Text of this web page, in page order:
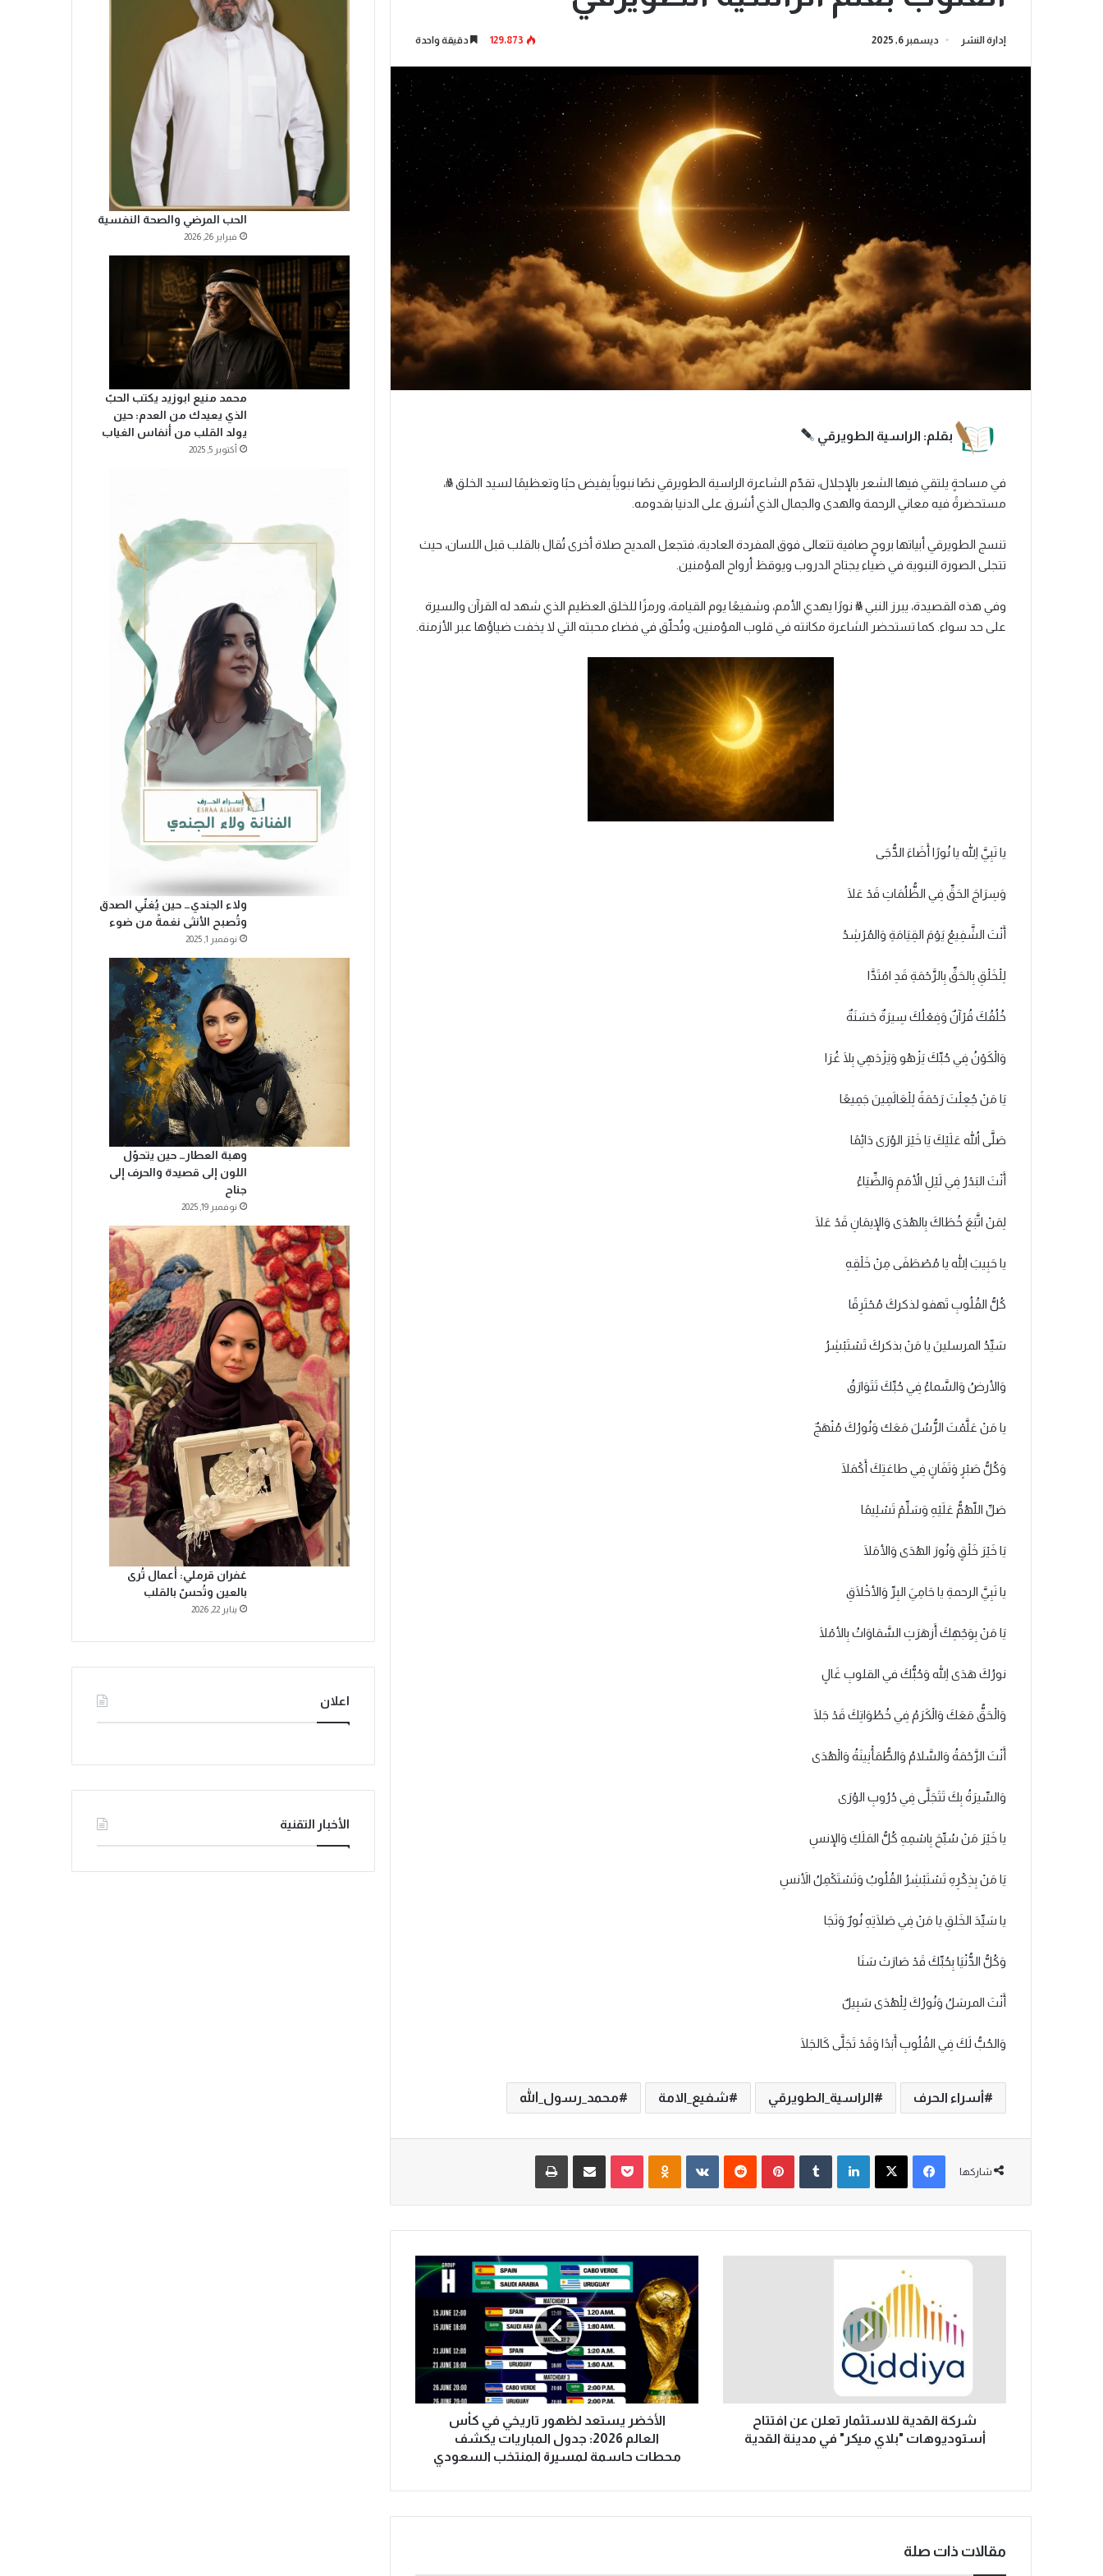
إدارة النشر ديسمبر 6, 2025 129٬873 دقيقة واحدة
بقلم: الراسية الطويرقي
في مساحةٍ يلتقي فيها الشعر بالإجلال، تقدّم الشاعرة الراسية الطويرقي نصًا نبوياً يفيض حبًا وتعظيمًا لسيد الخلق ﷺ،
مستحضرةً فيه معاني الرحمة والهدى والجمال الذي أشرق على الدنيا بقدومه.
تنسج الطويرقي أبياتها بروحٍ صافية تتعالى فوق المفردة العادية، فتجعل المديح صلاة أخرى تُقال بالقلب قبل اللسان، حيث
تتجلى الصورة النبوية في ضياء يجتاح الدروب ويوقظ أرواح المؤمنين.
وفي هذه القصيدة، يبرز النبي ﷺ نورًا يهدي الأمم، وشفيعًا يوم القيامة، ورمزًا للخلق العظيم الذي شهد له القرآن والسيرة
على حد سواء. كما تستحضر الشاعرة مكانته في قلوب المؤمنين، وتُحلّق في فضاء محبته التي لا يخفت ضياؤها عبر الأزمنة.
يا نَبِيَّ اللهِ يا نُورًا أَضَاءَ الدُّجَى
وَسِرَاجَ الحَقِّ فِي الظُّلُمَاتِ قَدْ عَلَا
أَنْتَ الشَّفِيعُ يَوْمَ القِيَامَةِ وَالمُرْشِدُ
لِلْخَلْقِ بِالحَقِّ بِالرَّحْمَةِ قَدِ امْتَدَّا
خُلُقُكَ قُرْآنٌ وَفِعْلُكَ سِيرَةٌ حَسَنَةٌ
وَالْكَوْنُ فِي حُبِّكَ يَزْهُو وَيَزْدَهِي بِلَا غُرَا
يَا مَنْ جُعِلْتَ رَحْمَةً لِلْعَالَمِينَ جَمِيعًا
صَلَّى اللهُ عَلَيْكَ يَا خَيْرَ الوُرَى دَائِمًا
أَنْتَ البَدْرُ فِي لَيْلِ الأُمَمِ وَالضِّيَاءُ
لِمَنْ اتَّبَعَ خُطَاكَ بِالهُدَى وَالإيمَانِ قَدْ عَلَا
يا حَبِيبَ اللهِ يا مُصْطَفَى مِنْ خَلْقِهِ
كُلُّ القُلُوبِ تَهفو لذكركَ مُحْتَرِقًا
سَيِّدُ المرسلينَ يا مَنْ بذكركَ تَسْتَبْشِرُ
وَالأرضُ وَالسَّماءُ فِي حُبِّكَ تَتَوَارَقُ
يا مَنْ عَلَّمْتَ الرُّسُلَ مَعَك وَنُورُكَ مُنْهَجٌ
وَكُلُّ صَبْرٍ وَتَفَانٍ فِي طاعَتِكَ أَكْمَلَا
صَلِّ اللّهُمُّ عَلَيْهِ وَسَلِّمْ تَسْلِيمًا
يَا خَيْرَ خَلْقٍ وَنُورَ الهُدَى وَالأمَلَا
يا نَبِيَّ الرحمةِ يا حَامِيَ البِرِّ وَالأخْلَاقِ
يَا مَنْ بِوَجْهِكَ أَزهَرَتِ السَّمَاوَاتُ بِالأمْلَا
نورُكَ هَدَى اللّهِ وَحُبُّكَ في القلوبِ غَالٍ
وَالْحَقُّ مَعَكَ وَالْكَرَمُ فِي خُطُوَاتِكَ قَدْ جَلَا
أَنْتَ الرَّحْمَةُ وَالسَّلامُ وَالطُّمَأْنِينَةُ وَالْهُدَى
وَالسِّيرَةُ بِكَ تَتَجَلَّى فِي دُرُوبِ الوُرَى
يا خَيْرَ مَنْ سُبِّحَ بِاسْمِهِ كُلُّ المَلَكِ وَالإنسِ
يَا مَنْ بِذِكْرِهِ تَسْتَبْشِرُ القُلُوبُ وَتَسْتَكْمِلُ الأَنسِ
يا سَيِّدَ الخَلقِ يا مَنْ فِي صَلَاتِهِ نُورٌ وَنَجَا
وَكُلُّ الدُّنْيَا بِحُبِّكَ قَدْ صَارَتْ سَنَا
أَنْتَ المرسَلُ وَنُورُكَ لِلْهُدَى سَبِيلٌ
وَالحُبُّ لَكَ فِي القُلُوبِ أَبَدًا وَقَدْ تَجَلَّى كَالجَلَا
أسراء الحرف الراسية_الطويرقي شفيع_الامة محمد_رسول_الله
شاركها
فيسبوك ‫X لينكدإن بينتيريست ‏VKontakte
ي
س
ا
شركة القدية للاستثمار تعلن عن افتتاح
أستوديوهات "بلاي ميكر" في مدينة القدية
ل
أ
ت
ه
الأخضر يستعد لظهور تاريخي في كأس
العالم 2026: جدول المباريات يكشف
محطات حاسمة لمسيرة المنتخب السعودي
مقالات ذات صلة
الحب المرضي والصحة النفسية
فبراير 26, 2026
محمد منيع ابوزيد يكتب الحبّ
الذي يعيدك من العدم: حين
يولد القلب من أنفاس الغياب
أكتوبر 5, 2025
ولاء الجندي… حين يُغنّي الصدق
وتُصبح الأنثى نغمةً من ضوء
نوفمبر 1, 2025
وهبة العطار… حين يتحوّل
اللون إلى قصيدة والحرف إلى
جناح
نوفمبر 19, 2025
غفران قرملي: أعمال تُرى
بالعين وتُحسّ بالقلب
يناير 22, 2026
اعلان
الأخبار التقنية